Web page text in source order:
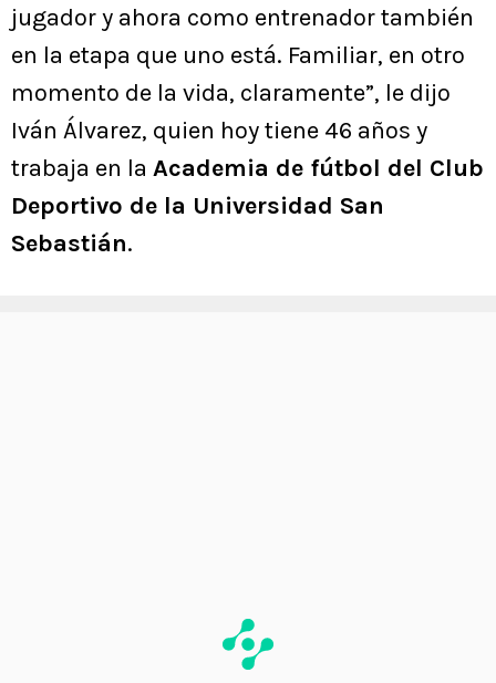
jugador y ahora como entrenador también
en la etapa que uno está. Familiar, en otro
momento de la vida, claramente”, le dijo
Iván Álvarez, quien hoy tiene 46 años y
trabaja en la Academia de fútbol del Club
Deportivo de la Universidad San
Sebastián.